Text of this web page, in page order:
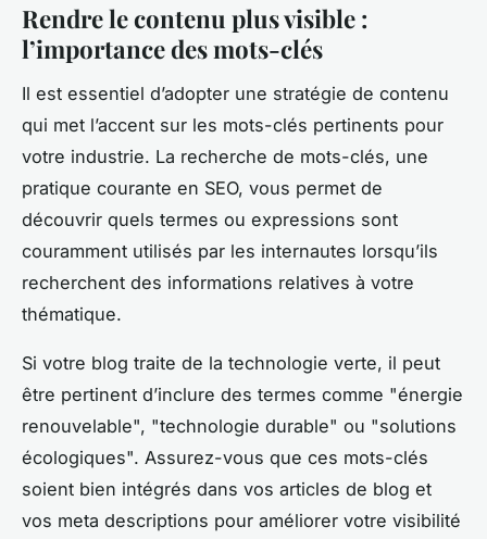
Rendre le contenu plus visible :
l’importance des mots-clés
Il est essentiel d’adopter une stratégie de contenu
qui met l’accent sur les mots-clés pertinents pour
votre industrie. La recherche de mots-clés, une
pratique courante en SEO, vous permet de
découvrir quels termes ou expressions sont
couramment utilisés par les internautes lorsqu’ils
recherchent des informations relatives à votre
thématique.
Si votre blog traite de la technologie verte, il peut
être pertinent d’inclure des termes comme "énergie
renouvelable", "technologie durable" ou "solutions
écologiques". Assurez-vous que ces mots-clés
soient bien intégrés dans vos articles de blog et
vos meta descriptions pour améliorer votre visibilité